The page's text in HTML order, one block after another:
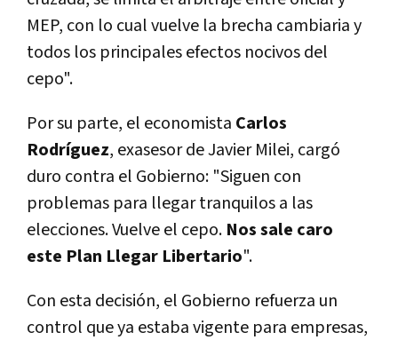
MEP, con lo cual vuelve la brecha cambiaria y
todos los principales efectos nocivos del
cepo".
Por su parte, el economista Carlos
Rodríguez, exasesor de Javier Milei, cargó
duro contra el Gobierno: "Siguen con
problemas para llegar tranquilos a las
elecciones. Vuelve el cepo. Nos sale caro
este Plan Llegar Libertario".
Con esta decisión, el Gobierno refuerza un
control que ya estaba vigente para empresas,